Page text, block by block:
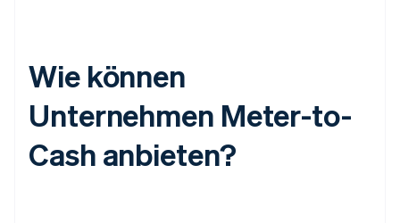
Wie können
Unternehmen Meter-to-
Cash anbieten?